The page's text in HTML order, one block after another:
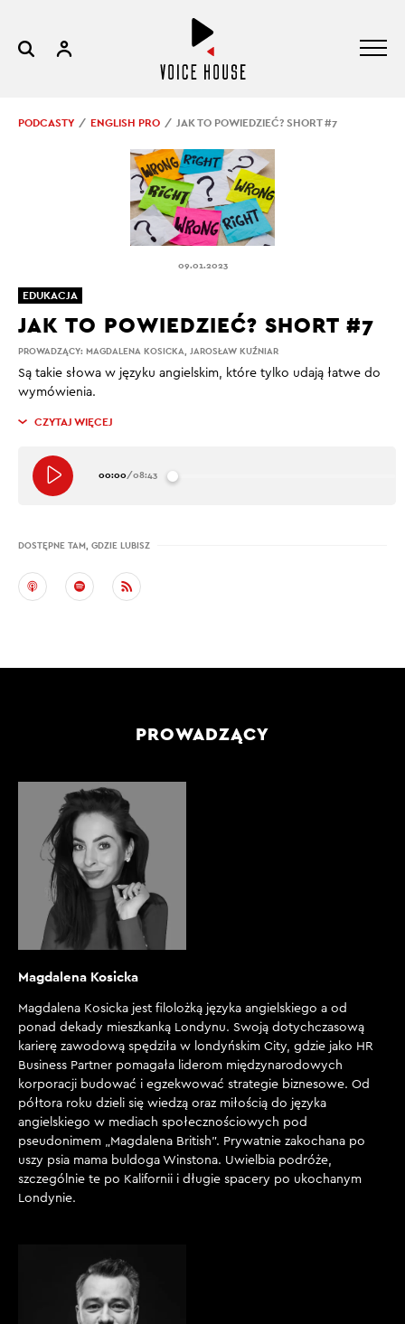
PODCASTY ENGLISH PRO JAK TO POWIEDZIEĆ? SHORT #7
09.01.2023
PROWADZĄCY: MAGDALENA KOSICKA, JAROSŁAW KUŹNIAR
JAK TO POWIEDZIEĆ? SHORT #7
Są takie słowa w języku angielskim, które tylko udają łatwe do
wymówienia.
CZYTAJ WIĘCEJ
00:00/08:43
DOSTĘPNE TAM, GDZIE LUBISZ
EDUKACJA
PROWADZĄCY
Magdalena Kosicka
Magdalena Kosicka jest filolożką języka angielskiego a od
ponad dekady mieszkanką Londynu. Swoją dotychczasową
karierę zawodową spędziła w londyńskim City, gdzie jako HR
Business Partner pomagała liderom międzynarodowych
korporacji budować i egzekwować strategie biznesowe. Od
półtora roku dzieli się wiedzą oraz miłością do języka
angielskiego w mediach społecznościowych pod
pseudonimem „Magdalena British”. Prywatnie zakochana po
uszy psia mama buldoga Winstona. Uwielbia podróże,
szczególnie te po Kalifornii i długie spacery po ukochanym
Londynie.